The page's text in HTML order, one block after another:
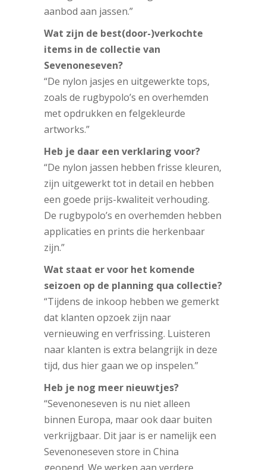
aanbod aan jassen.”
Wat zijn de best(door-)verkochte
items in de collectie van
Sevenoneseven?
“De nylon jasjes en uitgewerkte tops,
zoals de rugbypolo’s en overhemden
met opdrukken en felgekleurde
artworks.”
Heb je daar een verklaring voor?
“De nylon jassen hebben frisse kleuren,
zijn uitgewerkt tot in detail en hebben
een goede prijs-kwaliteit verhouding.
De rugbypolo’s en overhemden hebben
applicaties en prints die herkenbaar
zijn.”
Wat staat er voor het komende
seizoen op de planning qua collectie?
“Tijdens de inkoop hebben we gemerkt
dat klanten opzoek zijn naar
vernieuwing en verfrissing. Luisteren
naar klanten is extra belangrijk in deze
tijd, dus hier gaan we op inspelen.”
Heb je nog meer nieuwtjes?
“Sevenoneseven is nu niet alleen
binnen Europa, maar ook daar buiten
verkrijgbaar. Dit jaar is er namelijk een
Sevenoneseven store in China